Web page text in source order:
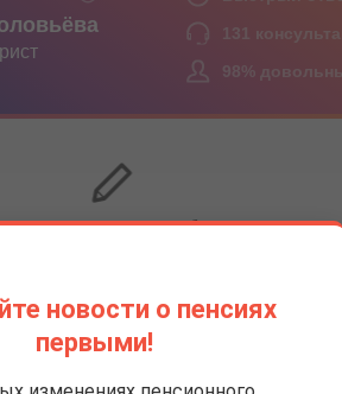
новости о пенсиях
первыми!